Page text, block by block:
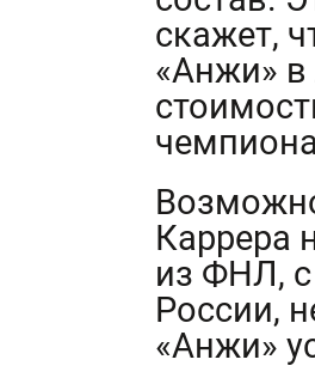
скажет,
«Анжи» в
Каррера
из ФНЛ, с
России,
«Анжи»